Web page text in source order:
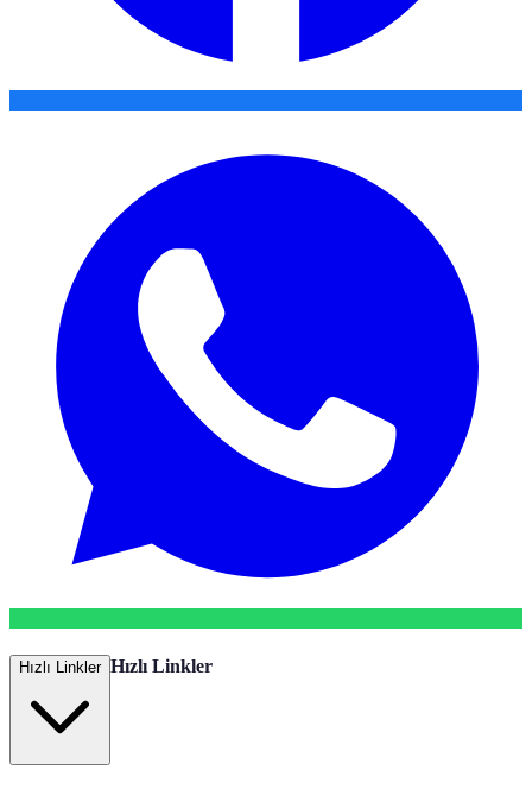
Hızlı Linkler Hızlı Linkler